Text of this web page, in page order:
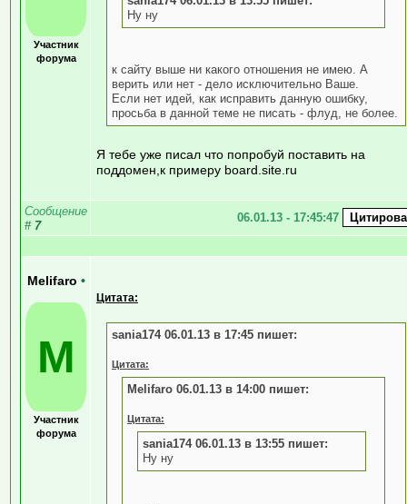
Участник
форума
Ну ну
к сайту выше ни какого отношения не имею. А
верить или нет - дело исключительно Ваше.
Если нет идей, как исправить данную ошибку,
просьба в данной теме не писать - флуд, не более.
Я тебе уже писал что попробуй поставить на
поддомен,к примеру board.site.ru
Сообщение
# 7
06.01.13 - 17:45:47
Melifaro •
M
Участник
форума
Цитата:
sania174 06.01.13 в 17:45 пишет:
Цитата:
Melifaro 06.01.13 в 14:00 пишет:
Цитата:
sania174 06.01.13 в 13:55 пишет:
Ну ну